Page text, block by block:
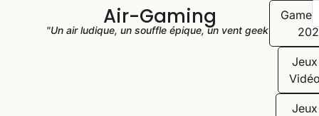
Air-Gaming
"Un air ludique, un souffle épique, un vent geek"
Jeux
Jeux